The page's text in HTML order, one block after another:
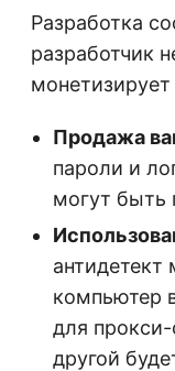
Разработка
разработчик
монетизирует
Продажа
пароли и
могут быть
компьютер
для
другой